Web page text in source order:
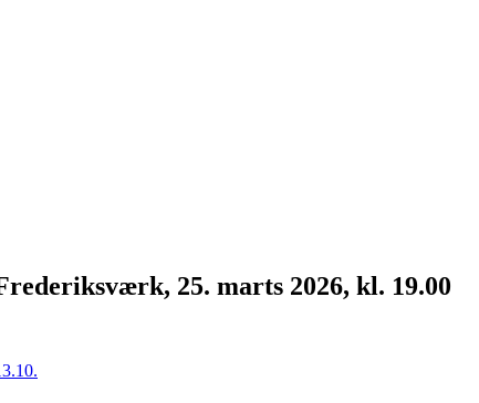
25. marts 2026, kl. 19.00